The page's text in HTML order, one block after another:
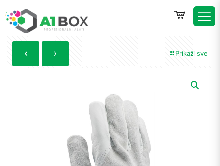
Prikaži sve